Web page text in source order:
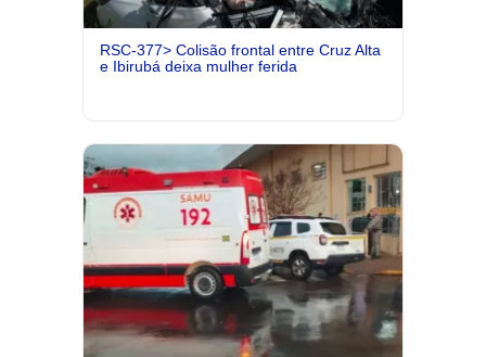
RSC-377> Colisão frontal entre Cruz Alta
e Ibirubá deixa mulher ferida